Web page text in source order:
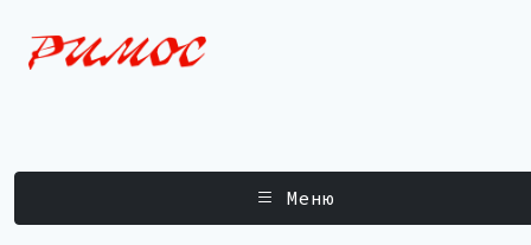
Меню